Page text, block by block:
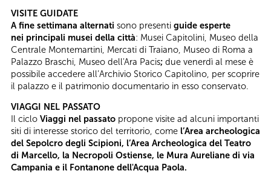
VISITE GUIDATE
A fine settimana alternati sono presenti guide esperte
nei principali musei della città: Musei Capitolini, Museo della
Centrale Montemartini, Mercati di Traiano, Museo di Roma a
Palazzo Braschi, Museo dell'Ara Pacis; due venerdì al mese è
possibile accedere all’Archivio Storico Capitolino, per scoprire
il palazzo e il patrimonio documentario in esso conservato.
VIAGGI NEL PASSATO
Il ciclo Viaggi nel passato propone visite ad alcuni importanti
siti di interesse storico del territorio, come l’Area archeologica
del Sepolcro degli Scipioni, l’Area Archeologica del Teatro
di Marcello, la Necropoli Ostiense, le Mura Aureliane di via
Campania e il Fontanone dell'Acqua Paola.